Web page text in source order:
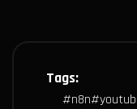
Tags:
#n8n#